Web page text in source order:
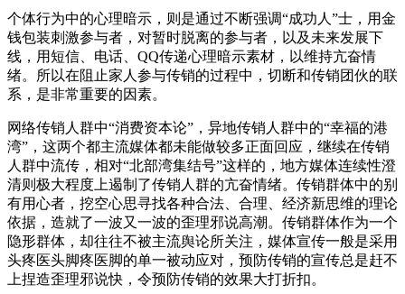
个体行为中的心理暗示，则是通过不断强调“成功人”士，用金
钱包装刺激参与者，对暂时脱离的参与者，以及未来发展下
线，用短信、电话、QQ传递心理暗示素材，以维持亢奋情
绪。所以在阻止家人参与传销的过程中，切断和传销团伙的联
系，是非常重要的因素。
网络传销人群中“消费资本论”，异地传销人群中的“幸福的港
湾”，这两个都主流媒体都未能做较多正面回应，继续在传销
人群中流传，相对“北部湾集结号”这样的，地方媒体连续性澄
清则极大程度上遏制了传销人群的亢奋情绪。传销群体中的别
有用心者，挖空心思寻找各种合法、合理、经济新思维的理论
依据，造就了一波又一波的歪理邪说高潮。传销群体作为一个
隐形群体，却往往不被主流舆论所关注，媒体宣传一般是采用
头疼医头脚疼医脚的单一被动应对，预防传销的宣传总是赶不
上捏造歪理邪说快，令预防传销的效果大打折扣。